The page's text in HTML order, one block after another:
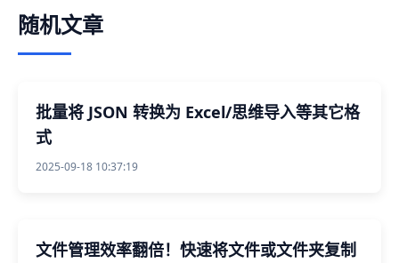
随机文章
批量将 JSON 转换为 Excel/思维导入等其它格
式
2025-09-18 10:37:19
文件管理效率翻倍！快速将文件或文件夹复制